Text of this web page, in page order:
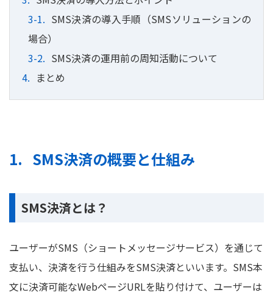
SMS決済の導入手順（SMSソリューションの
場合）
SMS決済の運用前の周知活動について
まとめ
SMS決済の概要と仕組み
SMS決済とは？
ユーザーがSMS（ショートメッセージサービス）を通じて
支払い、決済を行う仕組みをSMS決済といいます。SMS本
文に決済可能なWebページURLを貼り付けて、ユーザーは